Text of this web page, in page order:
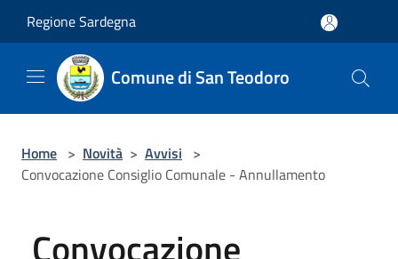
Regione Sardegna
Comune di San Teodoro
Home > Novità > Avvisi >
Convocazione Consiglio Comunale - Annullamento